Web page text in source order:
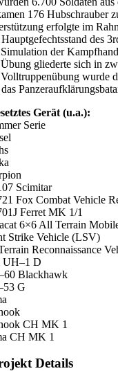
176 Hubschrauber
erfolgte im
des
der
gliederte sich in
wurde
Gerät (u.a.):
Serie
Scimitar
Fox Combat Vehicle
Ferret MK 1/1
6×6 All Terrain
Strike Vehicle (LSV)
Reconnaissance
UH–1 D
Blackhawk
G
CH MK 1
CH MK 1
Details